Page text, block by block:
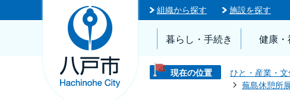
組織から探す 施設を探す
暮らし・手続き 健康・
現在の位置 ひと・産業・
蕪島休憩所